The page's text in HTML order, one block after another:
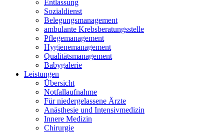
Entlassung
Sozialdienst
Belegungsmanagement
ambulante Krebsberatungsstelle
Pflegemanagement
Hygienemanagement
Qualitätsmanagement
Babygalerie
Leistungen
Übersicht
Notfallaufnahme
Für niedergelassene Ärzte
Anästhesie und Intensivmedizin
Innere Medizin
Chirurgie